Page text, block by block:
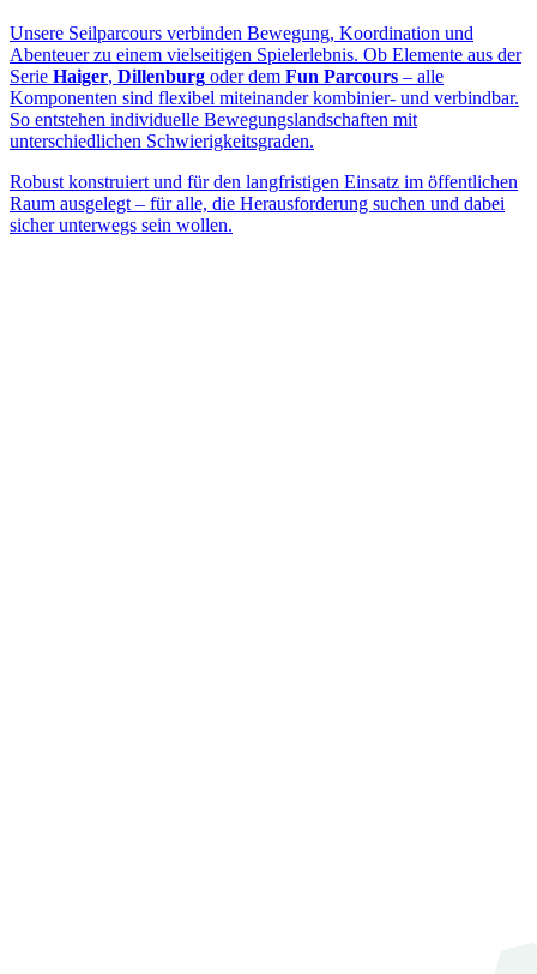
Unsere Seilparcours verbinden Bewegung, Koordination und
Abenteuer zu einem vielseitigen Spielerlebnis. Ob Elemente aus der
Serie Haiger, Dillenburg oder dem Fun Parcours – alle
Komponenten sind flexibel miteinander kombinier- und verbindbar.
So entstehen individuelle Bewegungslandschaften mit
unterschiedlichen Schwierigkeitsgraden.
Robust konstruiert und für den langfristigen Einsatz im öffentlichen
Raum ausgelegt – für alle, die Herausforderung suchen und dabei
sicher unterwegs sein wollen.